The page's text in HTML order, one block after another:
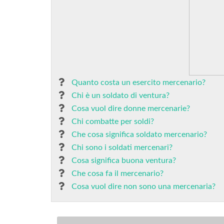
Quanto costa un esercito mercenario?
Chi è un soldato di ventura?
Cosa vuol dire donne mercenarie?
Chi combatte per soldi?
Che cosa significa soldato mercenario?
Chi sono i soldati mercenari?
Cosa significa buona ventura?
Che cosa fa il mercenario?
Cosa vuol dire non sono una mercenaria?